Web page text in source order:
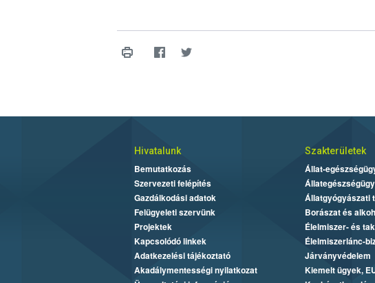
Hivatalunk
Bemutatkozás
Szervezeti felépítés
Gazdálkodási adatok
Felügyeleti szervünk
Projektek
Kapcsolódó linkek
Adatkezelési tájékoztató
Akadálymentességi nyilatkozat
Szakterületek
Állat-
Állatgyógyászati
Borászat és
Élelmiszer- és
Élelmiszerlánc-
Járványvédelem
Kiemelt ügyek,